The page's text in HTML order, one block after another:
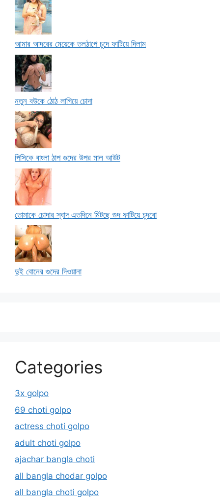
আমার আদরের মেয়েকে তলঠাপে চুদে ফাটিয়ে দিলাম
নতুন বউকে ঠোঠ লাগিয়ে চোদা
পিসিকে বাংলা ঠাপ গুদের উপর মাল আউট
তোমাকে চোদার স্বাদ এতদিনে মিটছে গুদ ফাটিয়ে চুদবো
দুই বোনের গুদের দিওয়ানা
Categories
3x golpo
69 choti golpo
actress choti golpo
adult choti golpo
ajachar bangla choti
all bangla chodar golpo
all bangla choti golpo